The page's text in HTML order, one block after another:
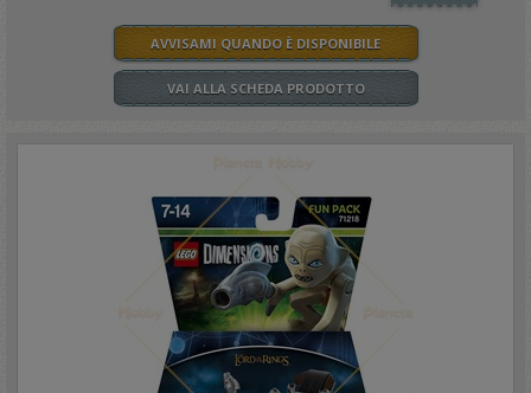
AVVISAMI QUANDO È DISPONIBILE
VAI ALLA SCHEDA PRODOTTO